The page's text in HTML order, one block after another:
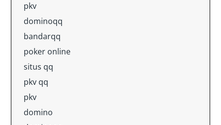
pkv
dominoqq
bandarqq
poker online
situs qq
pkv qq
pkv
domino